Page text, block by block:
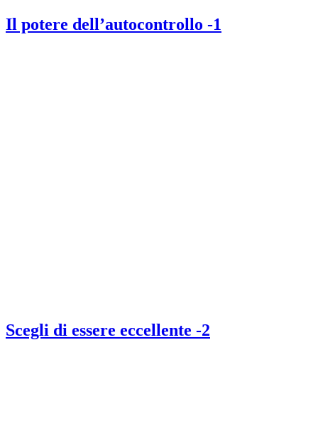
Il potere dell’autocontrollo -1
Scegli di essere eccellente -2